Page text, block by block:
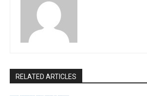
RELATED ARTICLES